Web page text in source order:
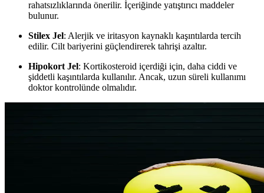
rahatsızlıklarında önerilir. İçeriğinde yatıştırıcı maddeler
bulunur.
Stilex Jel: Alerjik ve iritasyon kaynaklı kaşıntılarda tercih
edilir. Cilt bariyerini güçlendirerek tahrişi azaltır.
Hipokort Jel: Kortikosteroid içerdiği için, daha ciddi ve
şiddetli kaşıntılarda kullanılır. Ancak, uzun süreli kullanımı
doktor kontrolünde olmalıdır.